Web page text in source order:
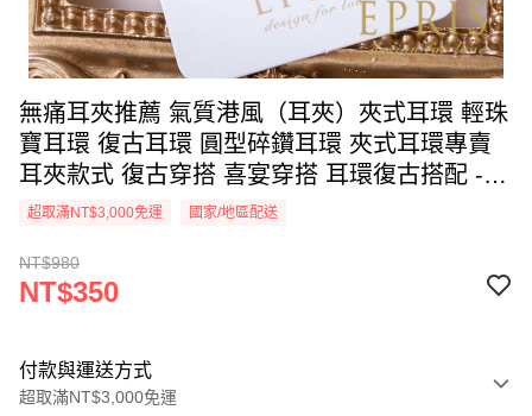
無痛耳夾推薦 氣質港風（耳夾）夾式耳環 輕珠
寶耳環 復古耳環 圓型碎鑽耳環 夾式耳環專賣
耳夾款式 復古穿搭 喜宴穿搭 耳環復古搭配 -
I0000243C
超取滿NT$3,000免運 國家/地區配送
NT$980
NT$350
付款與運送方式
超取滿NT$3,000免運